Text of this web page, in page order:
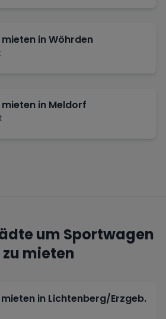
inWöhrden
in Meldorf
um Sportwagen
zu mieten
in Lichtenberg/Erzgeb.